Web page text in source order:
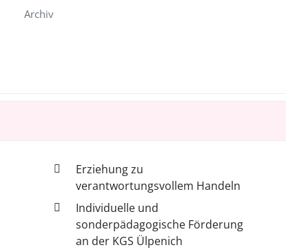
Archiv
Erziehung zu
verantwortungsvollem Handeln
Individuelle und
sonderpädagogische Förderung
an der KGS Ülpenich